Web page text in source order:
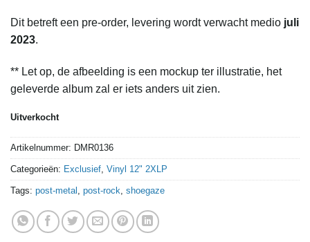
Dit betreft een pre-order, levering wordt verwacht medio juli
2023.
** Let op, de afbeelding is een mockup ter illustratie, het
geleverde album zal er iets anders uit zien.
Uitverkocht
Artikelnummer: DMR0136
Categorieën: Exclusief Vinyl 12" 2XLP
Tags: post-metal post-rock shoegaze